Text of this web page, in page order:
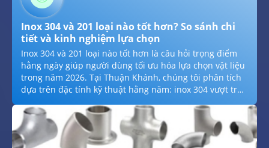
Inox 304 và 201 loại nào tốt hơn? So sánh chi
tiết và kinh nghiệm lựa chọn
Inox 304 và 201 loại nào tốt hơn là câu hỏi trọng điểm
hằng ngày giúp người dùng tối ưu hóa lựa chọn vật liệu
trong năm 2026. Tại Thuận Khánh, chúng tôi phân tích
dựa trên đặc tính kỹ thuật hằng năm: inox 304 vượt trội
khi inox 201 ưu thế về độ cứng và giá thành tiết kiệm
hằng năm. Với cam kết cung cấp phụ kiện inox chuẩn
mác thép hằng năm, đầy đủ chứng chỉ CO/CQ hằng